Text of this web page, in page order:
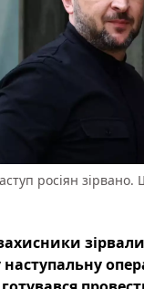
росіян
наступальну